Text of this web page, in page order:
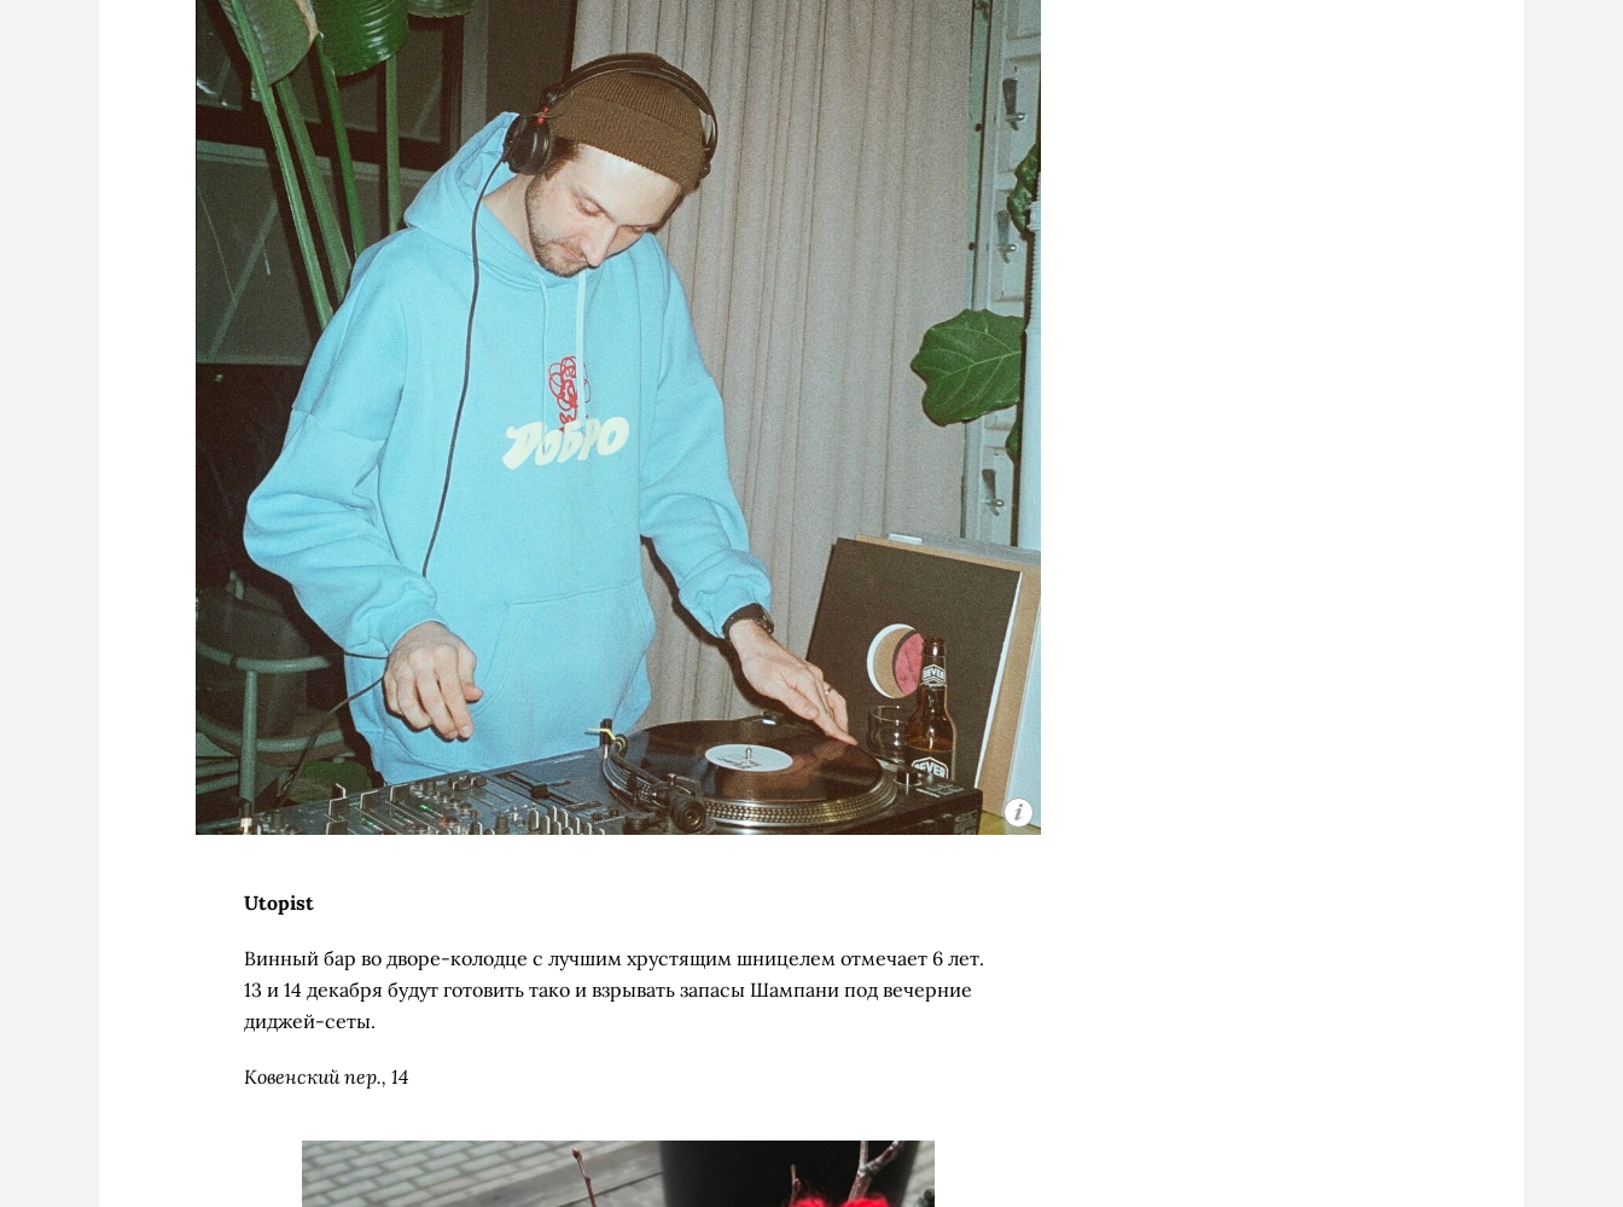
Utopist
Винный бар во дворе-колодце с лучшим хрустящим шницелем отмечает 6 лет.
13 и 14 декабря будут готовить тако и взрывать запасы Шампани под вечерние
диджей-сеты.
Ковенский пер., 14